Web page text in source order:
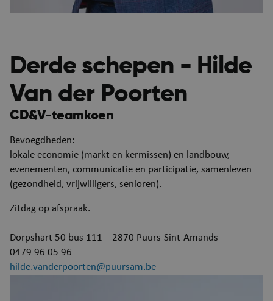
Derde schepen - Hilde
Van der Poorten
CD&V-teamkoen
Bevoegdheden:
lokale economie (markt en kermissen) en landbouw,
evenementen, communicatie en participatie, samenleven
(gezondheid, vrijwilligers, senioren).
Zitdag op afspraak.
Dorpshart 50 bus 111 – 2870 Puurs-Sint-Amands
0479 96 05 96
hilde.vanderpoorten@puursam.be